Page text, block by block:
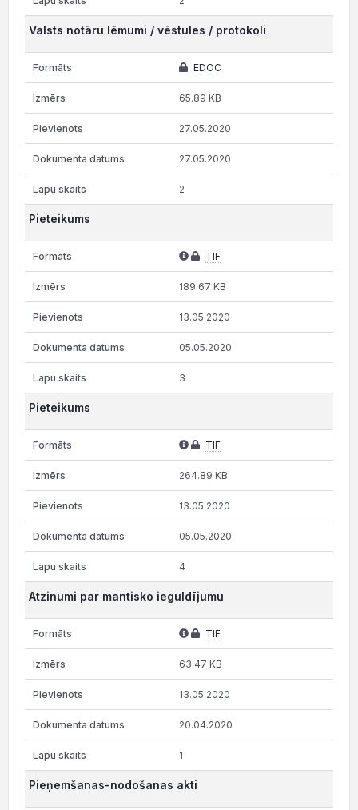
Valsts notāru lēmumi / vēstules / protokoli
EDOC
65.89 KB
27.05.2020
27.05.2020
2
Pieteikums
TIF
189.67 KB
13.05.2020
05.05.2020
3
Pieteikums
TIF
264.89 KB
13.05.2020
05.05.2020
4
Atzinumi par mantisko ieguldījumu
TIF
63.47 KB
13.05.2020
20.04.2020
1
Pieņemšanas-nodošanas akti